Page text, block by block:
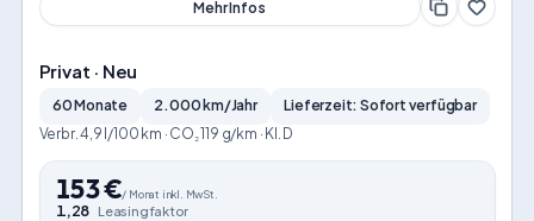
Mehr Infos
Privat · Neu
60 Monate 2.000 km/Jahr
Lieferzeit: Sofort verfügbar
Verbr. 4,9 l/100 km · CO₂ 119 g/km · Kl. D
153€/ Monat inkl. MwSt.
1,28 Leasingfaktor